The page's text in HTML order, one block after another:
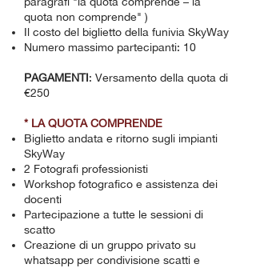
quota non comprende" )
Il costo del biglietto della funivia SkyWay
Numero massimo partecipanti: 10
PAGAMENTI: Versamento della quota di
€250
* LA QUOTA COMPRENDE
Biglietto andata e ritorno sugli impianti
SkyWay
2 Fotografi professionisti
Workshop fotografico e assistenza dei
docenti
Partecipazione a tutte le sessioni di
scatto
Creazione di un gruppo privato su
whatsapp per condivisione scatti e